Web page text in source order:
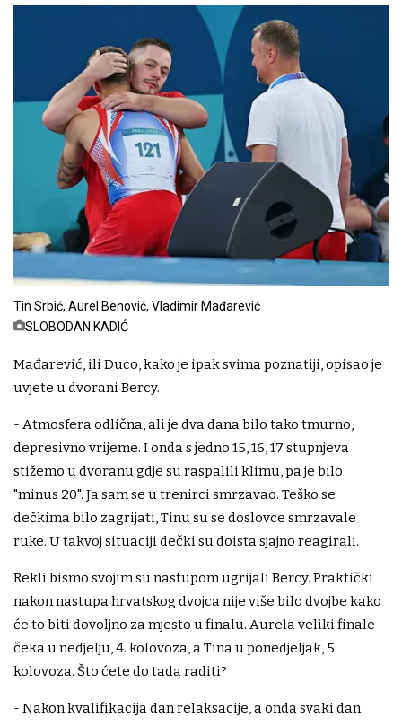
Tin Srbić, Aurel Benović, Vladimir Mađarević
SLOBODAN KADIĆ
Mađarević, ili Duco, kako je ipak svima poznatiji, opisao je
uvjete u dvorani Bercy.
- Atmosfera odlična, ali je dva dana bilo tako tmurno,
depresivno vrijeme. I onda s jedno 15, 16, 17 stupnjeva
stižemo u dvoranu gdje su raspalili klimu, pa je bilo
"minus 20". Ja sam se u trenirci smrzavao. Teško se
dečkima bilo zagrijati, Tinu su se doslovce smrzavale
ruke. U takvoj situaciji dečki su doista sjajno reagirali.
Rekli bismo svojim su nastupom ugrijali Bercy. Praktički
nakon nastupa hrvatskog dvojca nije više bilo dvojbe kako
će to biti dovoljno za mjesto u finalu. Aurela veliki finale
čeka u nedjelju, 4. kolovoza, a Tina u ponedjeljak, 5.
kolovoza. Što ćete do tada raditi?
- Nakon kvalifikacija dan relaksacije, a onda svaki dan